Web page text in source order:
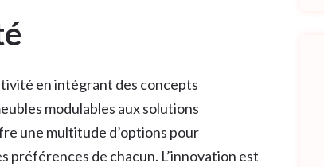
en intégrant des concepts
modulables aux solutions
une multitude d’options pour
préférences de chacun. L’innovation est